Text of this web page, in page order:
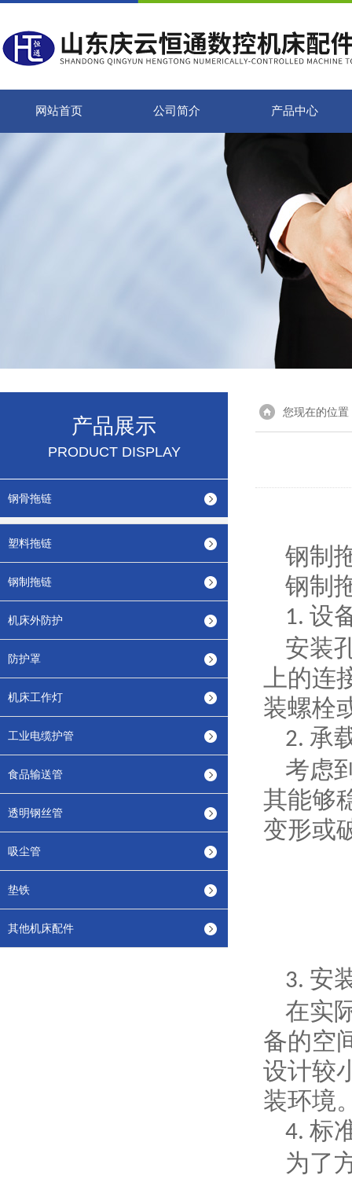
网站首页 公司简介 产品中心
产品展示
PRODUCT DISPLAY
钢骨拖链
塑料拖链
钢制拖链
机床外防护
防护罩
机床工作灯
工业电缆护管
食品输送管
透明钢丝管
吸尘管
垫铁
其他机床配件
您现在的位置
钢制
钢制
1. 设
安装
上的连
装螺栓
2. 承
考虑
其能够
变形或
3. 安
在实
备的空
设计较
装环境
4. 标
为了